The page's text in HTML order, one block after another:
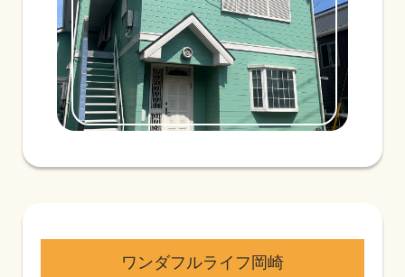
ワンダフルライフ岡崎